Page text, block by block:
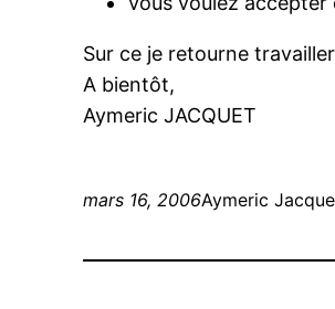
Sur ce je retourne
A bientôt,
Aymeric JACQUET
mars 16, 2006Aymeric